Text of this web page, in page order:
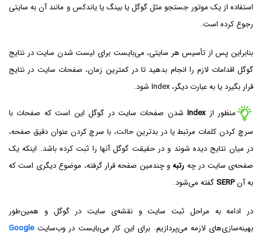
استفاده از یک موتور جستجو مثل گوگل یا بینگ یا یاندکس و مانند آن به سایتی
رجوع کرده است.
بنابراین پس از تأسیس هر سایتی، می‌بایست برای لیست شدن سایت در نتایج
گوگل اقدامات لازم را انجام بدهید تا در کمترین زمان، صفحات سایت در نتایج
قرار بگیرد یا به عبارت دیگر، Index شود.
منظور ازIndexشدن صفحات سایت در گوگل این است که صفحات با
سرچ کردن کلمات مرتبط یا در بدترین حالت، با سرچ کردن عنوان دقیق صفحه،
در میان نتایج دیده شوند و در حقیقت گوگل آنها را ثبت کرده باشد. اینکه یک
صفحه‌ی سایت در چه رتبهو چندمین صفحه قرار گرفته، موضوع دیگری است که
به آنSERP گفته می‌شود.
در ادامه به مراحل ثبت سایت و نقشه‌ی سایت در گوگل و همین‌طور
بهینه‌سازی‌های لازمه می‌پردازیم. برای این کار می‌بایست در وب‌سایتGoogle